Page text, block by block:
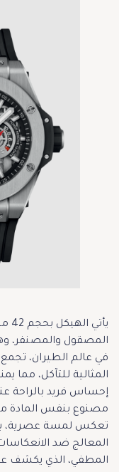
يأتي
المصقول والمصنفر،
في عالم الطيران، تجمع
المثالية للتآكل، مما
إحساس فريد بالراحة عند
مصنوع بنفس المادة
تعكس لمسة عصرية،
المعالج ضد الانعكاسات
المطفي، الذي يكشف